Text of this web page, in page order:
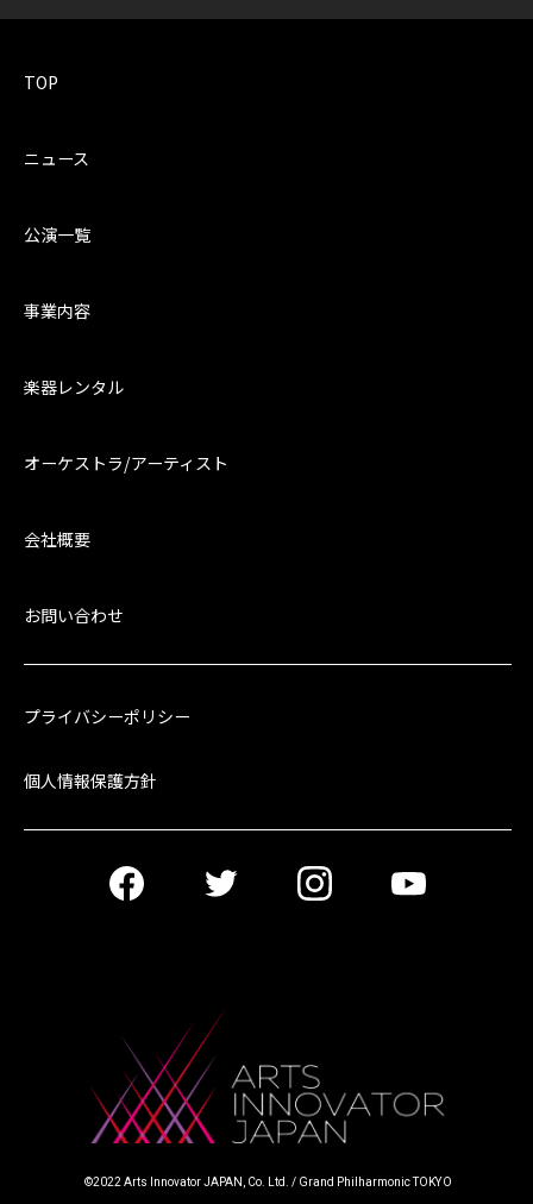
TOP
ニュース
公演一覧
事業内容
楽器レンタル
オーケストラ/アーティスト
会社概要
お問い合わせ
プライバシーポリシー
個人情報保護方針
©︎2022 Arts Innovator JAPAN, Co. Ltd. / Grand Philharmonic TOKYO